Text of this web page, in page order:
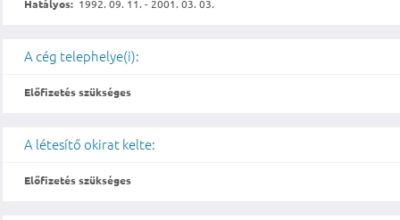
Hatályos: 1992. 09. 11. - 2001. 03. 03.
A cég telephelye(i):
Előfizetés szükséges
A létesítő okirat kelte:
Előfizetés szükséges